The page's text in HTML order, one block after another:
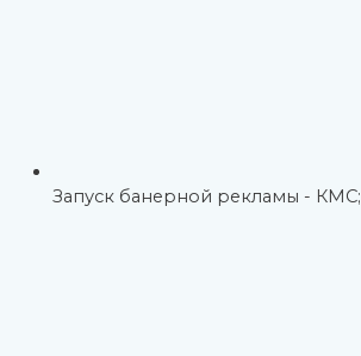
Запуск банерной рекламы - КМС;